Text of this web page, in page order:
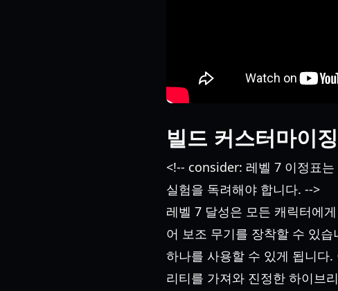
빌드 커스터마이
<!-- consider: 레벨 7 이정표
실험을 독려해야 합니다. -->
레벨 7 달성은 모든 캐릭터에
어 보조 무기를 장착할 수 있
하나를 사용할 수 있게 됩니다
리티를 가져와 진정한 하이브